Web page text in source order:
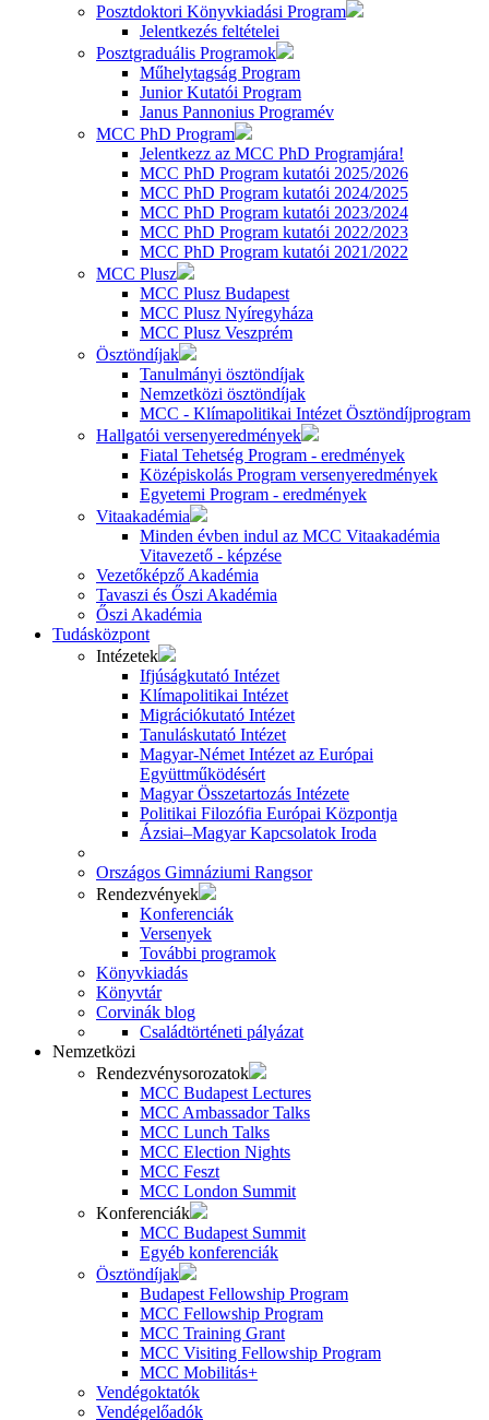
Posztdoktori Könyvkiadási Program
Jelentkezés feltételei
Posztgraduális Programok
Műhelytagság Program
Junior Kutatói Program
Janus Pannonius Programév
MCC PhD Program
Jelentkezz az MCC PhD Programjára!
MCC PhD Program kutatói 2025/2026
MCC PhD Program kutatói 2024/2025
MCC PhD Program kutatói 2023/2024
MCC PhD Program kutatói 2022/2023
MCC PhD Program kutatói 2021/2022
MCC Plusz
MCC Plusz Budapest
MCC Plusz Nyíregyháza
MCC Plusz Veszprém
Ösztöndíjak
Tanulmányi ösztöndíjak
Nemzetközi ösztöndíjak
MCC - Klímapolitikai Intézet Ösztöndíjprogram
Hallgatói versenyeredmények
Fiatal Tehetség Program - eredmények
Középiskolás Program versenyeredmények
Egyetemi Program - eredmények
Vitaakadémia
Minden évben indul az MCC Vitaakadémia
Vitavezető - képzése
Vezetőképző Akadémia
Tavaszi és Őszi Akadémia
Őszi Akadémia
Tudásközpont
Intézetek
Ifjúságkutató Intézet
Klímapolitikai Intézet
Migrációkutató Intézet
Tanuláskutató Intézet
Magyar-Német Intézet az Európai
Együttműködésért
Magyar Összetartozás Intézete
Politikai Filozófia Európai Központja
Ázsiai–Magyar Kapcsolatok Iroda
Országos Gimnáziumi Rangsor
Rendezvények
Konferenciák
Versenyek
További programok
Könyvkiadás
Könyvtár
Corvinák blog
Családtörténeti pályázat
Nemzetközi
Rendezvénysorozatok
MCC Budapest Lectures
MCC Ambassador Talks
MCC Lunch Talks
MCC Election Nights
MCC Feszt
MCC London Summit
Konferenciák
MCC Budapest Summit
Egyéb konferenciák
Ösztöndíjak
Budapest Fellowship Program
MCC Fellowship Program
MCC Training Grant
MCC Visiting Fellowship Program
MCC Mobilitás+
Vendégoktatók
Vendégelőadók